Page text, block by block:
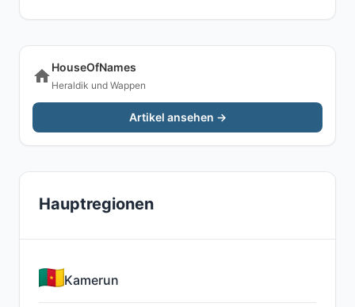
HouseOfNames
Heraldik und Wappen
Artikel ansehen →
Hauptregionen
Kamerun